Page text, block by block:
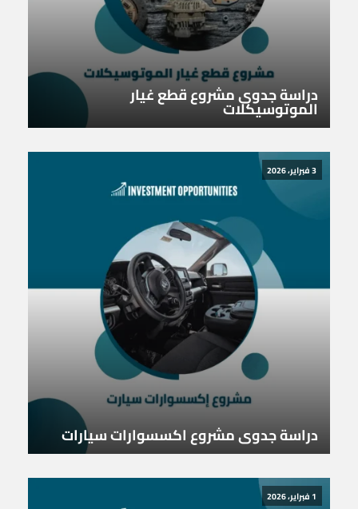
دراسة جدوى مشروع قطع غيار
الموتوسيكلات
3 فبراير، 2026
دراسة جدوى مشروع اكسسوارات سيارات
1 فبراير، 2026